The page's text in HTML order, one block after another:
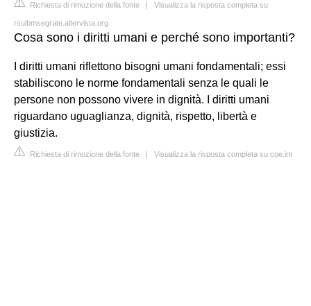
Richiesta di rimozione della fonte | Visualizza la risposta completa su
rsuibmsegrate.altervista.org
Cosa sono i diritti umani e perché sono importanti?
I diritti umani riflettono bisogni umani fondamentali; essi
stabiliscono le norme fondamentali senza le quali le
persone non possono vivere in dignità. I diritti umani
riguardano uguaglianza, dignità, rispetto, libertà e
giustizia.
Richiesta di rimozione della fonte | Visualizza la risposta completa su coe.int